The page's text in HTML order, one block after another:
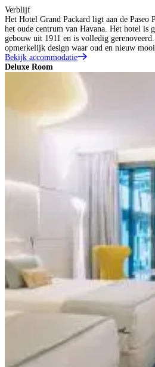
Verblijf
Het Hotel Grand Packard ligt aan de Paseo
het oude centrum van Havana. Het hotel is
gebouw uit 1911 en is volledig
opmerkelijk design waar oud en nieuw mooi
Bekijk accommodatie
Deluxe Room